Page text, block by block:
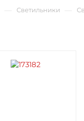
Светильники